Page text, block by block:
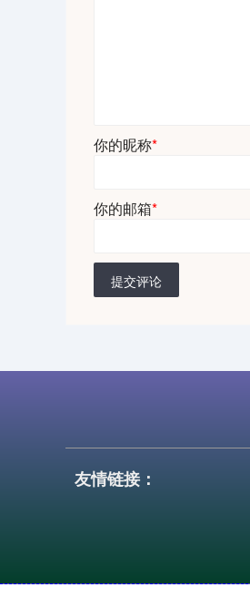
你的昵称*
你的邮箱*
提交评论
友情链接：